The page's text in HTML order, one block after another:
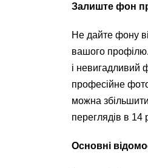
Залиште фон
Не дайте фону
вашого
і
професійне
можна збільшити
переглядів в 14
Основні